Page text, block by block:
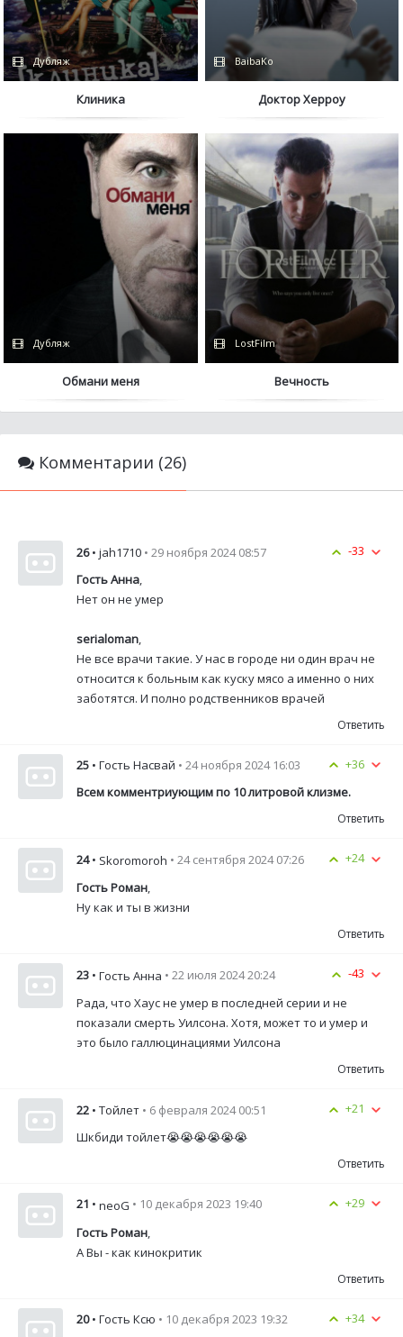
Дубляж
Клиника
BaibaKo
Доктор Херроу
Дубляж
Обмани меня
LostFilm
Вечность
Комментарии (26)
-33
26 • jah1710 • 29 ноября 2024 08:57
Гость Анна
Нет он не умер
serialoman
Не все врачи такие. У нас в городе ни один врач не
относится к больным как куску мясо а именно о них
заботятся. И полно родственников врачей
Ответить
+36
25 • Гость Насвай • 24 ноября 2024 16:03
Всем комментриующим по 10 литровой клизме.
Ответить
+24
24 • Skoromoroh • 24 сентября 2024 07:26
Гость Роман,
Ну как и ты в жизни
Ответить
-43
23 • Гость Анна • 22 июля 2024 20:24
Рада, что Хаус не умер в последней серии и не
показали смерть Уилсона. Хотя, может то и умер и
это было галлюцинациями Уилсона
Ответить
+21
22 • Тойлет • 6 февраля 2024 00:51
Шкбиди тойлет😭😭😭😭😭😭
Ответить
+29
21 • neoG • 10 декабря 2023 19:40
Гость Роман,
А Вы - как кинокритик
Ответить
+34
20 • Гость Ксю • 10 декабря 2023 19:32